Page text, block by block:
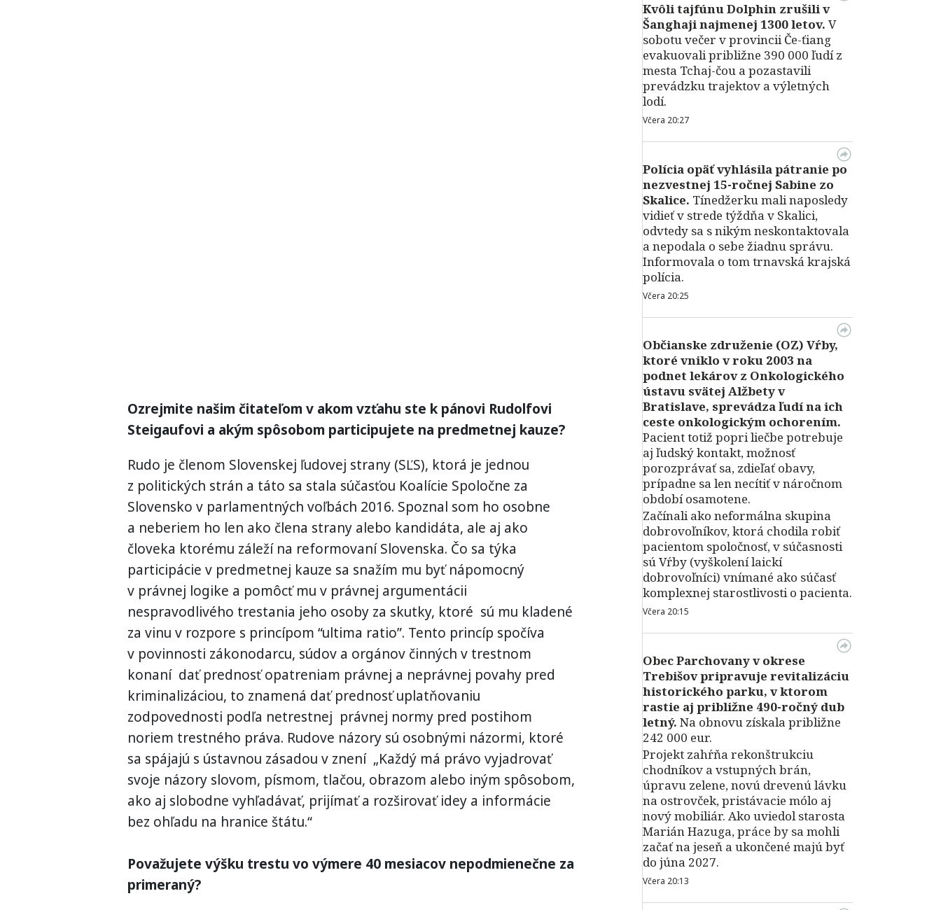
Ozrejmite našim čitateľom v akom vzťahu ste k pánovi Rudolfovi
Steigaufovi a akým spôsobom participujete na predmetnej kauze?
Rudo je členom Slovenskej ľudovej strany (SĽS), ktorá je jednou
z politických strán a táto sa stala súčasťou Koalície Spoločne za
Slovensko v parlamentných voľbách 2016. Spoznal som ho osobne
a neberiem ho len ako člena strany alebo kandidáta, ale aj ako
človeka ktorému záleží na reformovaní Slovenska. Čo sa týka
participácie v predmetnej kauze sa snažím mu byť nápomocný
v právnej logike a pomôcť mu v právnej argumentácii
nespravodlivého trestania jeho osoby za skutky, ktoré sú mu kladené
za vinu v rozpore s princípom “ultima ratio”. Tento princíp spočíva
v povinnosti zákonodarcu, súdov a orgánov činných v trestnom
konaní dať prednosť opatreniam právnej a neprávnej povahy pred
kriminalizáciou, to znamená dať prednosť uplatňovaniu
zodpovednosti podľa netrestnej právnej normy pred postihom
noriem trestného práva. Rudove názory sú osobnými názormi, ktoré
sa spájajú s ústavnou zásadou v znení „Každý má právo vyjadrovať
svoje názory slovom, písmom, tlačou, obrazom alebo iným spôsobom,
ako aj slobodne vyhľadávať, prijímať a rozširovať idey a informácie
bez ohľadu na hranice štátu.“
Považujete výšku trestu vo výmere 40 mesiacov nepodmienečne za
primeraný?
Kvôli tajfúnu Dolphin zrušili v
Šanghaji najmenej 1300 letov. V
sobotu večer v provincii Če-ťiang
evakuovali približne 390 000 ľudí z
mesta Tchaj-čou a pozastavili
prevádzku trajektov a výletných
lodí.
Včera 20:27
Polícia opäť vyhlásila pátranie po
nezvestnej 15-ročnej Sabine zo
Skalice. Tínedžerku mali naposledy
vidieť v strede týždňa v Skalici,
odvtedy sa s nikým neskontaktovala
a nepodala o sebe žiadnu správu.
Informovala o tom trnavská krajská
polícia.
Včera 20:25
Občianske združenie (OZ) Vŕby,
ktoré vniklo v roku 2003 na
podnet lekárov z Onkologického
ústavu svätej Alžbety v
Bratislave, sprevádza ľudí na ich
ceste onkologickým ochorením.
Pacient totiž popri liečbe potrebuje
aj ľudský kontakt, možnosť
porozprávať sa, zdieľať obavy,
prípadne sa len necítiť v náročnom
období osamotene.
Začínali ako neformálna skupina
dobrovoľníkov, ktorá chodila robiť
pacientom spoločnosť, v súčasnosti
sú Vŕby (vyškolení laickí
dobrovoľníci) vnímané ako súčasť
komplexnej starostlivosti o pacienta.
Včera 20:15
Obec Parchovany v okrese
Trebišov pripravuje revitalizáciu
historického parku, v ktorom
rastie aj približne 490-ročný dub
letný. Na obnovu získala približne
242 000 eur.
Projekt zahŕňa rekonštrukciu
chodníkov a vstupných brán,
úpravu zelene, novú drevenú lávku
na ostrovček, pristávacie mólo aj
nový mobiliár. Ako uviedol starosta
Marián Hazuga, práce by sa mohli
začať na jeseň a ukončené majú byť
do júna 2027.
Včera 20:13